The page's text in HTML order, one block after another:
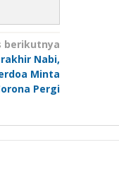
berikutnya
Nabi,
Minta
Pergi